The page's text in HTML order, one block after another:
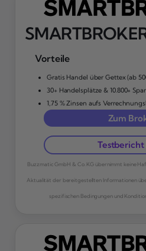
Vorteile
Gratis Handel über Gettex (ab
30+ Handelsplätze & 10.800+
1,75 % Zinsen aufs
Zum
Testbericht
Buzzmatic GmbH & Co. KG übernimmt keine
Aktualität der bereitgestellten Informationen
spezifischen Bedingungen und